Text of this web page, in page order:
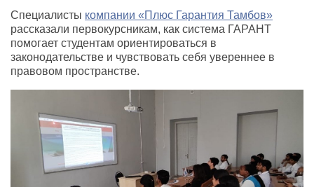
Специалисты компании «Плюс Гарантия Тамбов»
рассказали первокурсникам, как система ГАРАНТ
помогает студентам ориентироваться в
законодательстве и чувствовать себя увереннее в
правовом пространстве.